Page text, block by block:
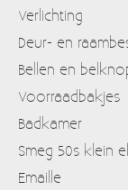
Verlichting
Deur- en
Bellen en
Voorraadbakjes
Badkamer
Smeg 50s klein
Emaille